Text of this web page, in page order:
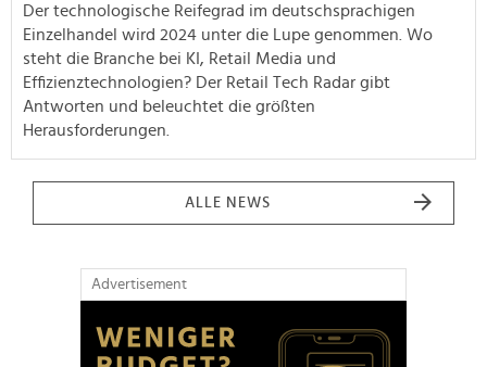
Der technologische Reifegrad im deutschsprachigen
Einzelhandel wird 2024 unter die Lupe genommen. Wo
steht die Branche bei KI, Retail Media und
Effizienztechnologien? Der Retail Tech Radar gibt
Antworten und beleuchtet die größten
Herausforderungen.
ALLE NEWS
Advertisement